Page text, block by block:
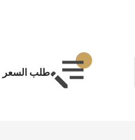
طلب السعر